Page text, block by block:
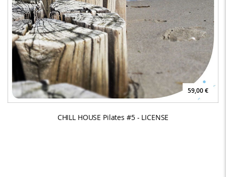
59,00 €
CHILL HOUSE Pilates #5 - LICENSE